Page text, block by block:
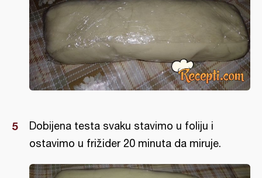
Dobijena testa svaku stavimo u foliju i
ostavimo u frižider 20 minuta da miruje.